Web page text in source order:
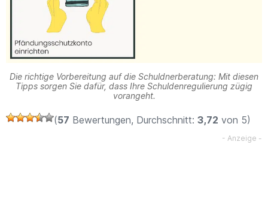
Die richtige Vorbereitung auf die Schuldnerberatung: Mit diesen
Tipps sorgen Sie dafür, dass Ihre Schuldenregulierung zügig
vorangeht.
(57 Bewertungen, Durchschnitt: 3,72 von 5)